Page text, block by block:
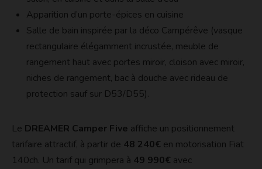
Apparition d’un porte-épices en cuisine
Salle de bain inspirée par la déco Campérêve (vasque
rectangulaire élégamment incrustée, meuble de
rangement haut avec portes miroir, cloison avec miroir,
niches de rangement, bac à douche avec rideau de
protection sauf sur D53/D55).
Le DREAMER Camper Five affiche un positionnement
tarifaire attractif, à partir de 48 240€ en motorisation Fiat
140ch. Un tarif qui grimpera à 49 990€ avec